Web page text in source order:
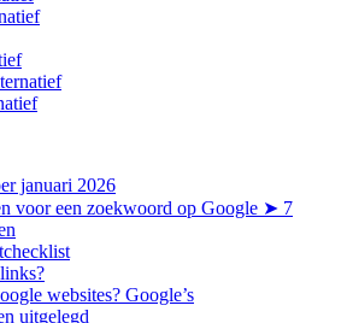
januari 2026
voor een zoekwoord op Google ➤ 7
websites? Google’s
uitgelegd